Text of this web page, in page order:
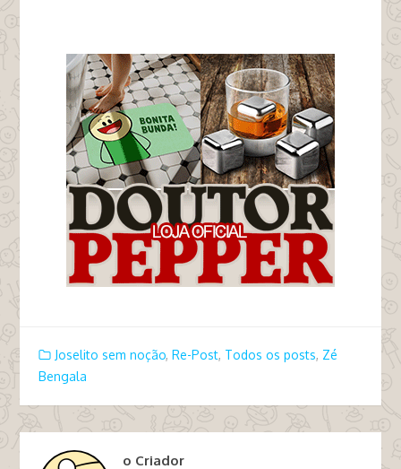
Joselito sem noção, Re-Post, Todos os posts, Zé
Bengala
o Criador